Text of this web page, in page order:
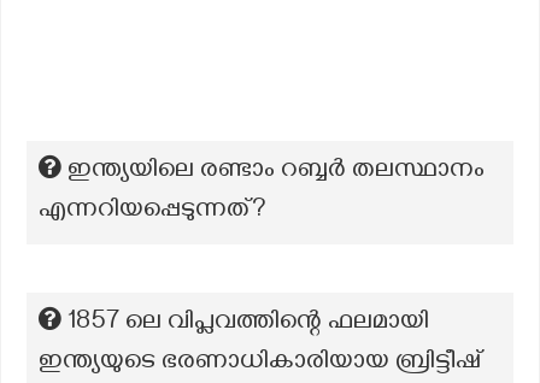
ഇന്ത്യയിലെ രണ്ടാം റബ്ബർ തലസ്ഥാനം
എന്നറിയപ്പെടുന്നത്?
1857 ലെ വിപ്ലവത്തിന്റെ ഫലമായി
ഇന്ത്യയുടെ ഭരണാധികാരിയായ ബ്രിട്ടീഷ്